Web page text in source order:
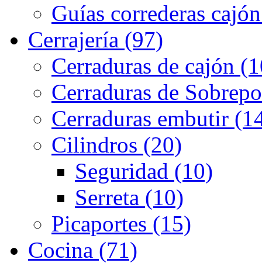
Guías correderas
Cerrajería (97)
Cerraduras de cajón
Cerraduras de
Cerraduras embutir
Cilindros (20)
Seguridad (10)
Serreta (10)
Picaportes (15)
Cocina (71)